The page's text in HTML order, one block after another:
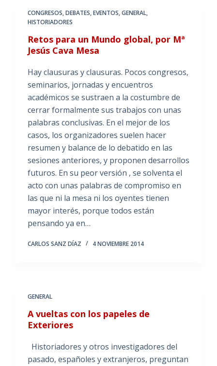
CONGRESOS,DEBATES,EVENTOS,GENERAL,
HISTORIADORES
Retos para un Mundo global, por Mª
Jesús Cava Mesa
Hay clausuras y clausuras. Pocos congresos,
seminarios, jornadas y encuentros
académicos se sustraen a la costumbre de
cerrar formalmente sus trabajos con unas
palabras conclusivas. En el mejor de los
casos, los organizadores suelen hacer
resumen y balance de lo debatido en las
sesiones anteriores, y proponen desarrollos
futuros. En su peor versión , se solventa el
acto con unas palabras de compromiso en
las que ni la mesa ni los oyentes tienen
mayor interés, porque todos están
pensando ya en…
CARLOS SANZ DÍAZ 4 NOVIEMBRE 2014
GENERAL
A vueltas con los papeles de
Exteriores
Historiadores y otros investigadores del
pasado, españoles y extranjeros, preguntan